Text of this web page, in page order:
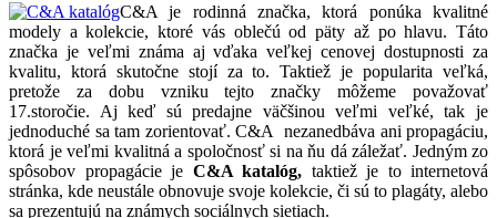
C&A je rodinná značka, ktorá ponúka kvalitné
modely a kolekcie, ktoré vás oblečú od päty až po hlavu. Táto
značka je veľmi známa aj vďaka veľkej cenovej dostupnosti za
kvalitu, ktorá skutočne stojí za to. Taktiež je popularita veľká,
pretože za dobu vzniku tejto značky môžeme považovať
17.storočie. Aj keď sú predajne väčšinou veľmi veľké, tak je
jednoduché sa tam zorientovať. C&A nezanedbáva ani propagáciu,
ktorá je veľmi kvalitná a spoločnosť si na ňu dá záležať. Jedným zo
spôsobov propagácie je C&A katalóg, taktiež je to internetová
stránka, kde neustále obnovuje svoje kolekcie, či sú to plagáty, alebo
sa prezentujú na známych sociálnych sietiach.